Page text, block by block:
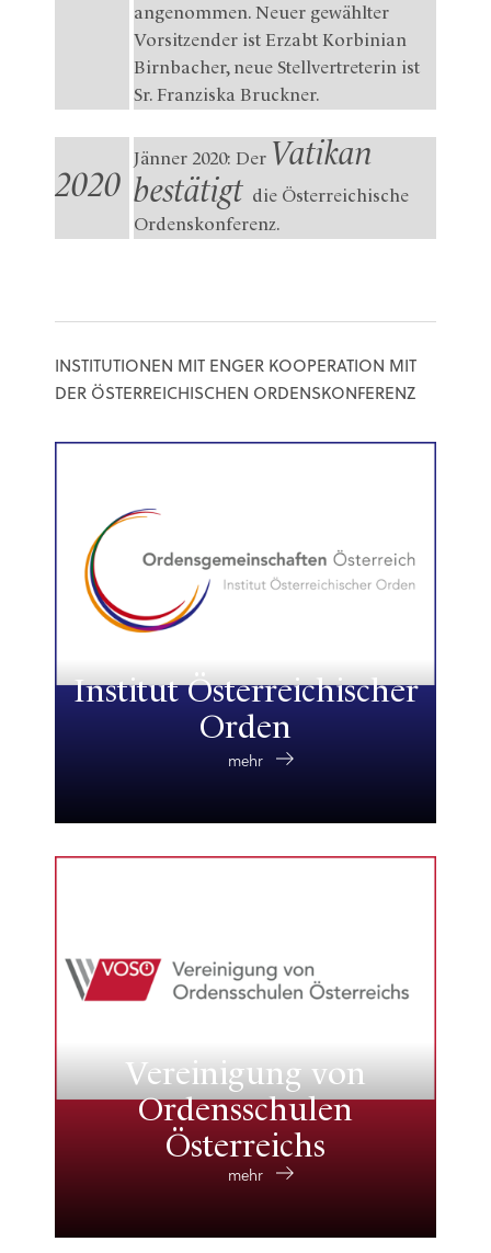
angenommen. Neuer gewählter
Vorsitzender ist Erzabt Korbinian
Birnbacher, neue Stellvertreterin ist
Sr. Franziska Bruckner.
2020
Jänner 2020: Der Vatikan
bestätigt die Österreichische
Ordenskonferenz.
INSTITUTIONEN MIT ENGER KOOPERATION MIT
DER ÖSTERREICHISCHEN ORDENSKONFERENZ
Institut Österreichischer
Orden
mehr
Vereinigung von
Ordensschulen
Österreichs
mehr